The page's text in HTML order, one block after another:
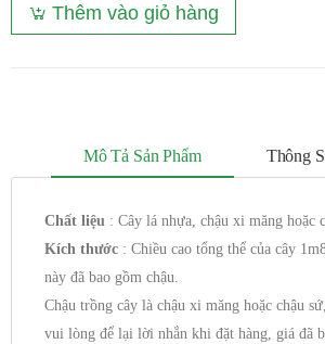
Thêm vào giỏ hàng
Mô Tả Sản Phẩm Thông
Chất liệu : Cây lá nhựa, chậu xi măng hoặc
Kích thước : Chiều cao tổng thể của cây
này đã bao gồm chậu.
Chậu trồng cây là chậu xi măng hoặc chậu
vui lòng để lại lời nhắn khi đặt hàng, giá đã